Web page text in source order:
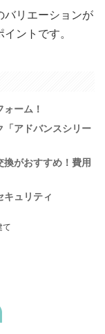
バリエーションが
ントです。
ーム！
「アドバンスシリー
がおすすめ！費用
キュリティ
て